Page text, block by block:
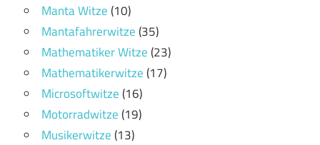
Manta Witze(10)
Mantafahrerwitze(35)
Mathematiker Witze(23)
Mathematikerwitze(17)
Microsoftwitze(16)
Motorradwitze(19)
Musikerwitze(13)